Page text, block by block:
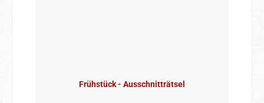
Frühstück - Ausschnitträtsel